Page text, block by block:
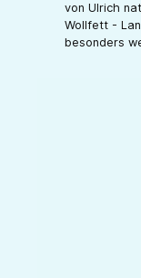
von Ulrich
Wollfett -
besonders